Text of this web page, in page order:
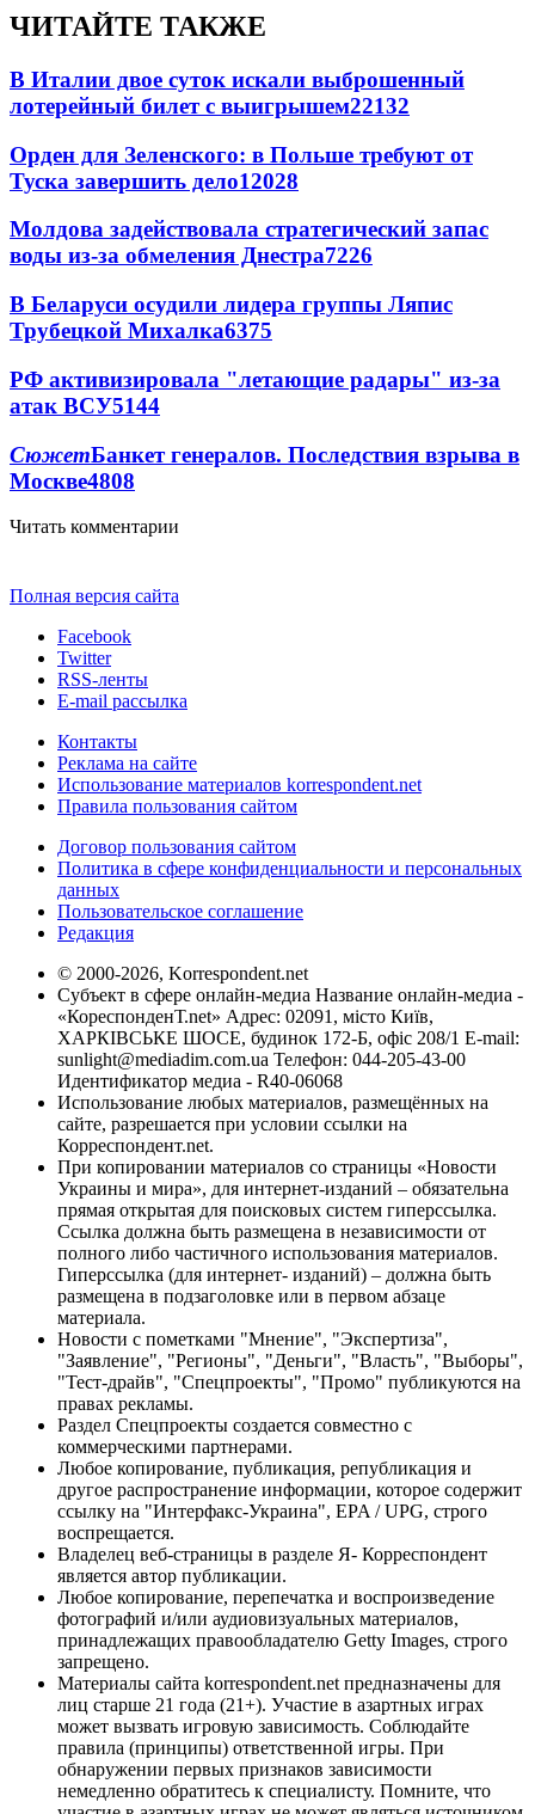
ЧИТАЙТЕ ТАКЖЕ
В Италии двое суток искали выброшенный
лотерейный билет с выигрышем22132
Орден для Зеленского: в Польше требуют от
Туска завершить дело12028
Молдова задействовала стратегический запас
воды из-за обмеления Днестра7226
В Беларуси осудили лидера группы Ляпис
Трубецкой Михалка6375
РФ активизировала "летающие радары" из-за
атак ВСУ5144
СюжетБанкет генералов. Последствия взрыва в
Москве4808
Читать комментарии
Полная версия сайта
Facebook
Twitter
RSS-ленты
E-mail рассылка
Контакты
Реклама на сайте
Использование материалов korrespondent.net
Правила пользования сайтом
Договор пользования сайтом
Политика в сфере конфиденциальности и персональных
данных
Пользовательское соглашение
Редакция
© 2000-2026, Korrespondent.net
Субъект в сфере онлайн-медиа Название онлайн-медиа -
«КореспонденТ.net» Адрес: 02091, місто Київ,
ХАРКІВСЬКЕ ШОСЕ, будинок 172-Б, офіс 208/1 E-mail:
sunlight@mediadim.com.ua Телефон: 044-205-43-00
Идентификатор медиа - R40-06068
Использование любых материалов, размещённых на
сайте, разрешается при условии ссылки на
Корреспондент.net.
При копировании материалов со страницы «Новости
Украины и мира», для интернет-изданий – обязательна
прямая открытая для поисковых систем гиперссылка.
Ссылка должна быть размещена в независимости от
полного либо частичного использования материалов.
Гиперссылка (для интернет- изданий) – должна быть
размещена в подзаголовке или в первом абзаце
материала.
Новости с пометками "Мнение", "Экспертиза",
"Заявление", "Регионы", "Деньги", "Власть", "Выборы",
"Тест-драйв", "Спецпроекты", "Промо" публикуются на
правах рекламы.
Раздел Спецпроекты создается совместно с
коммерческими партнерами.
Любое копирование, публикация, републикация и
другое распространение информации, которое содержит
ссылку на "Интерфакс-Украина", EPA / UPG, строго
воспрещается.
Владелец веб-страницы в разделе Я- Корреспондент
является автор публикации.
Любое копирование, перепечатка и воспроизведение
фотографий и/или аудиовизуальных материалов,
принадлежащих правообладателю Getty Images, строго
запрещено.
Материалы сайта korrespondent.net предназначены для
лиц старше 21 года (21+). Участие в азартных играх
может вызвать игровую зависимость. Соблюдайте
правила (принципы) ответственной игры. При
обнаружении первых признаков зависимости
немедленно обратитесь к специалисту. Помните, что